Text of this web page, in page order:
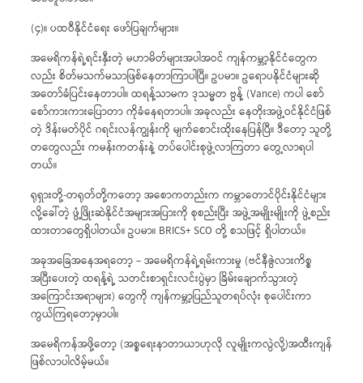
(၄)။ ပထဝီနိုင်ငံရေး ဖော်ပြချက်များ။ ‌
အမေရိကန်ရဲ့ရင်းနှီးတဲ့ မဟာမိတ်များအပါအဝင် ကျန်ကမ္ဘာ့နိုင်ငံတွေက
လည်း စိတ်မသက်မသာဖြစ်နေတာကြာပါပြီ။ ဥပမာ။ ဥရောပနိုင်ငံများဆို
အတော်ခံပြင်းနေတာပါ။ ထရန့်သာမက ဒုသမ္မတ‌ ဗွန့် (Vance) ကပါ စော်
စော်ကားကားပြောတာ ကိုခံနေရတာပါ။ အခုလည်း နေတိုးအဖွဲ့ဝင်နိုင်ငံဖြစ်
တဲ့ ဒိန်းမတ်ပိုင် ဂရင်းလန်ကျွန်းကို မျက်စောင်းထိုးနေပြန်ပြီ။ ဒီတော့ သူတို့
တတွေလည်း ကမန်းကတန်းနဲ့ တပ်ပေါင်းစုဖွဲ့လာကြတာ တွေ့လာရပါ
တယ်။
ရုရှားတို့-တရုတ်တို့ကတော့ အစောကတည်းက ကမ္ဘာတောင်ပိုင်းနိုင်ငံများ
လို့ခေါ်တဲ့ ဖွံ့ဖြိုးဆဲနိုင်ငံအများအပြားကို စုစည်းပြီး အဖွဲ့အမျိုးမျိုးကို ဖွဲ့စည်း
ထားတာတွေရှိပါတယ်။ ဥပမာ။ BRICS+ SCO တို့ စသဖြင့် ရှိပါတယ်။
အခုအခြေအနေအရတော့ – အမေရိကန်ရဲ့ရမ်းကားမှု (ဗင်နီဇွဲလားကိစ္စ
အပြီးပေးတဲ့ ထရန့်ရဲ့ သတင်းစာရှင်းလင်းပွဲမှာ ခြိမ်းချောက်သွားတဲ့
အကြောင်းအရာများ) တွေကို ကျန်ကမ္ဘာ့ပြည်သူတရပ်လုံး စုပေါင်းကာ
ကွယ်ကြရတော့မှာပါ။
အမေရိကန်အဖို့တော့ (အစ္စရေးနာတာယာဟုလို လူမျိုးကလွဲလို့)အထီးကျန်
ဖြစ်လာပါလိမ့်မယ်။